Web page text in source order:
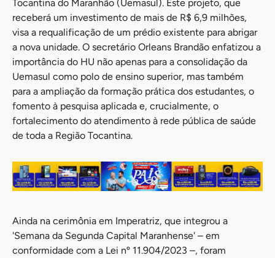
Tocantina do Maranhão (Uemasul). Este projeto, que
receberá um investimento de mais de R$ 6,9 milhões,
visa a requalificação de um prédio existente para abrigar
a nova unidade. O secretário Orleans Brandão enfatizou a
importância do HU não apenas para a consolidação da
Uemasul como polo de ensino superior, mas também
para a ampliação da formação prática dos estudantes, o
fomento à pesquisa aplicada e, crucialmente, o
fortalecimento do atendimento à rede pública de saúde
de toda a Região Tocantina.
Ainda na cerimônia em Imperatriz, que integrou a
'Semana da Segunda Capital Maranhense' – em
conformidade com a Lei nº 11.904/2023 –, foram